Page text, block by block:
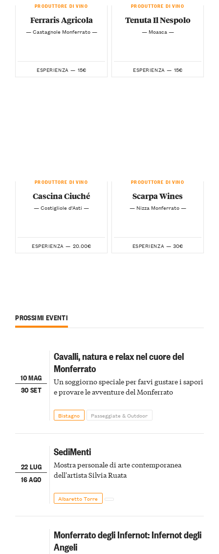
PRODUTTORE DI VINO
Ferraris Agricola
— Castagnole Monferrato —
ESPERIENZA — 15€
PRODUTTORE DI VINO
Tenuta Il Nespolo
— Moasca —
ESPERIENZA — 15€
PRODUTTORE DI VINO
Cascina Ciuché
— Costigliole d’Asti —
ESPERIENZA — 20.00€
PRODUTTORE DI VINO
Scarpa Wines
— Nizza Monferrato —
ESPERIENZA — 30€
PROSSIMI EVENTI
10 MAG
30 SET
Cavalli, natura e relax nel cuore del
Monferrato
Un soggiorno speciale per farvi gustare i sapori
e provare le avventure del Monferrato
Bistagno Passeggiate & Outdoor
22 LUG
16 AGO
SediMenti
Mostra personale di arte contemporanea
dell'artista Silvia Ruata
Albaretto Torre
Monferrato degli Infernot: Infernot degli
Angeli